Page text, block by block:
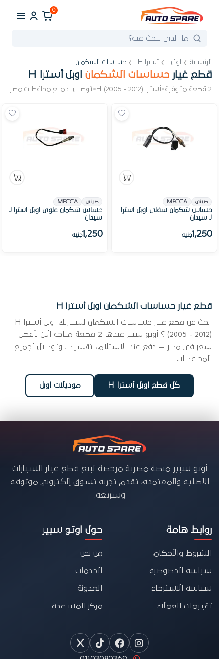
0
الرئيسية اوبل أسترا H حساسات الشكمان
قطع غيار حساسات الشكمان اوبل أسترا H
2 قطعة متوفرة •أسترا H (2005 - 2012) •توصيل لجميع محافظات مصر
صينى MECCA
حساس شكمان سفلى اوبل استرا
J سيدان
1,250جنيه
صينى MECCA
حساس شكمان علوى اوبل استرا J
سيدان
1,250جنيه
قطع غيار حساسات الشكمان اوبل أسترا H
ابحث عن قطع غيار حساسات الشكمان لسيارتك اوبل أسترا H
(2005 - 2012) ؟ أوتو سبير عندها 2 قطعة متاحة الآن بأفضل
سعر في مصر — دفع عند الاستلام، تقسيط، وتوصيل لجميع
المحافظات.
كل قطع اوبل أسترا H موديلات اوبل
أوتو سبير منصة مصرية مرخصة لبيع قطع غيار السيارات
الأصلية والمعتمدة، تقدم تجربة تسوق إلكتروني موثوقة
وسريعة.
روابط هامة
الشروط والأحكام
سياسة الخصوصية
سياسة الاسترجاع
تقييمات العملاء
حول اوتو سبير
من نحن
الخدمات
المدونة
مركز المساعدة